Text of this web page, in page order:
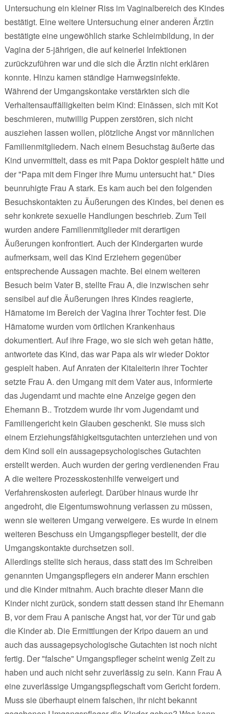
Untersuchung ein kleiner Riss im Vaginalbereich des Kindes
bestätigt. Eine weitere Untersuchung einer anderen Ärztin
bestätigte eine ungewöhlich starke Schleimbildung, in der
Vagina der 5-jährigen, die auf keinerlei Infektionen
zurückzuführen war und die sich die Ärztin nicht erklären
konnte. Hinzu kamen ständige Harnwegsinfekte.
Während der Umgangskontake verstärkten sich die
Verhaltensauffälligkeiten beim Kind: Einässen, sich mit Kot
beschmieren, mutwillig Puppen zerstören, sich nicht
ausziehen lassen wollen, plötzliche Angst vor männlichen
Familienmitgliedern. Nach einem Besuchstag äußerte das
Kind unvermittelt, dass es mit Papa Doktor gespielt hätte und
der "Papa mit dem Finger ihre Mumu untersucht hat." Dies
beunruhigte Frau A stark. Es kam auch bei den folgenden
Besuchskontakten zu Äußerungen des Kindes, bei denen es
sehr konkrete sexuelle Handlungen beschrieb. Zum Teil
wurden andere Familienmitglieder mit derartigen
Äußerungen konfrontiert. Auch der Kindergarten wurde
aufmerksam, weil das Kind Erziehern gegenüber
entsprechende Aussagen machte. Bei einem weiteren
Besuch beim Vater B, stellte Frau A, die inzwischen sehr
sensibel auf die Äußerungen ihres Kindes reagierte,
Hämatome im Bereich der Vagina ihrer Tochter fest. Die
Hämatome wurden vom örtlichen Krankenhaus
dokumentiert. Auf ihre Frage, wo sie sich weh getan hätte,
antwortete das Kind, das war Papa als wir wieder Doktor
gespielt haben. Auf Anraten der Kitaleiterin ihrer Tochter
setzte Frau A. den Umgang mit dem Vater aus, informierte
das Jugendamt und machte eine Anzeige gegen den
Ehemann B.. Trotzdem wurde ihr vom Jugendamt und
Familiengericht kein Glauben geschenkt. Sie muss sich
einem Erziehungsfähigkeitsgutachten unterziehen und von
dem Kind soll ein aussagepsychologisches Gutachten
erstellt werden. Auch wurden der gering verdienenden Frau
A die weitere Prozesskostenhilfe verweigert und
Verfahrenskosten auferlegt. Darüber hinaus wurde ihr
angedroht, die Eigentumswohnung verlassen zu müssen,
wenn sie weiteren Umgang verweigere. Es wurde in einem
weiteren Beschuss ein Umgangspfleger bestellt, der die
Umgangskontakte durchsetzen soll.
Allerdings stellte sich heraus, dass statt des im Schreiben
genannten Umgangspflegers ein anderer Mann erschien
und die Kinder mitnahm. Auch brachte dieser Mann die
Kinder nicht zurück, sondern statt dessen stand ihr Ehemann
B, vor dem Frau A panische Angst hat, vor der Tür und gab
die Kinder ab. Die Ermittlungen der Kripo dauern an und
auch das aussagepsychologische Gutachten ist noch nicht
fertig. Der "falsche" Umgangspfleger scheint wenig Zeit zu
haben und auch nicht sehr zuverlässig zu sein. Kann Frau A
eine zuverlässige Umgangspflegschaft vom Gericht fordern.
Muss sie überhaupt einem falschen, ihr nicht bekannt